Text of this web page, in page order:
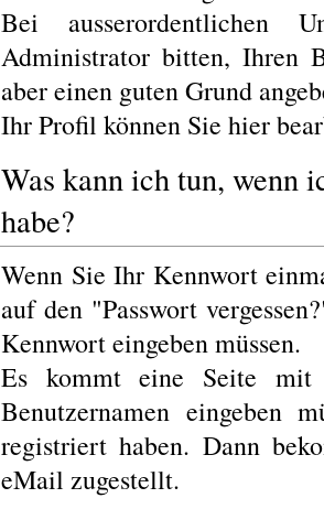
Bei ausserordentlichen
Administrator bitten, Ihren
aber einen guten Grund
Ihr Profil können Sie hier
Was kann ich tun, wenn
habe?
Wenn Sie Ihr Kennwort
auf den "Passwort vergessen?
Kennwort eingeben müssen.
Es kommt eine Seite
Benutzernamen eingeben
registriert haben. Dann
eMail zugestellt.